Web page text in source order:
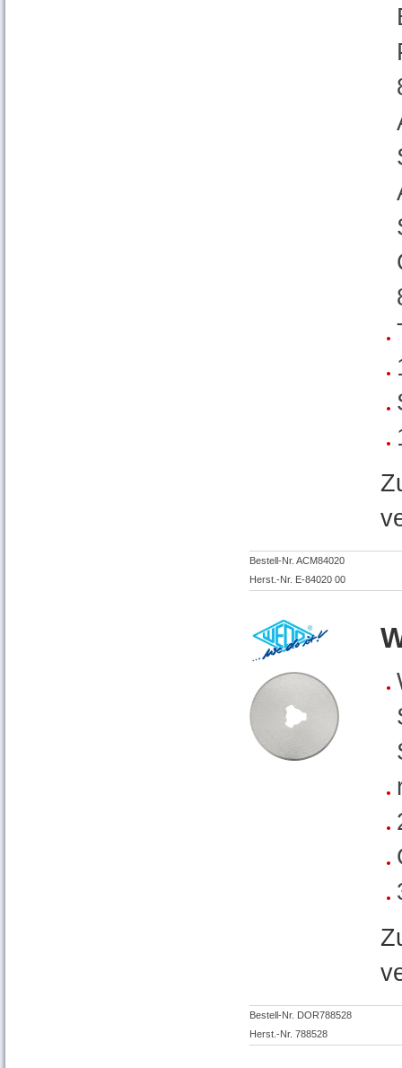
Bestell-Nr. ACM84020
Herst.-Nr. E-84020 00
Bestell-Nr. DOR788528
Herst.-Nr. 788528